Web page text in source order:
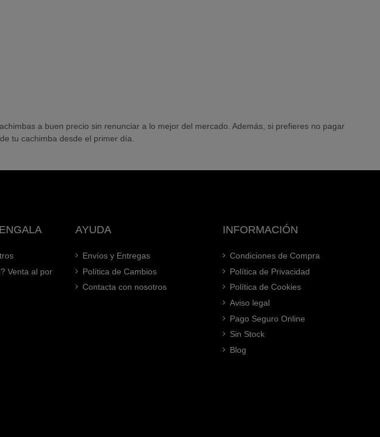
a buen precio sin renunciar a lo mejor del mercado. Además, si prefieres no pagar
tu cachimba desde el primer día.
Venta al por
AYUDA
Envíos y Entregas
Política de Cambios
Contacta con nosotros
INFORMACIÓN
Condiciones de Compra
Política de Privacidad
Política de Cookies
Aviso legal
Pago Seguro Online
Sin Stock
Blog